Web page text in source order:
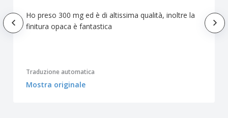
Ho preso 300 mg ed è di altissima qualità, inoltre la
finitura opaca è fantastica
Traduzione automatica
Mostra originale